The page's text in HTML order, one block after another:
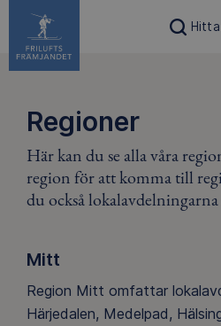
Regioner
Här kan du se alla våra
region för att komma till
du också
Mitt
Region Mitt omfattar
Härjedalen, Medelpad,